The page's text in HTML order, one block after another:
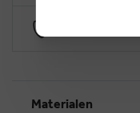
Materialen